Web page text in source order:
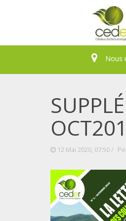
Nous
12 Mai 2020, 07:50 /